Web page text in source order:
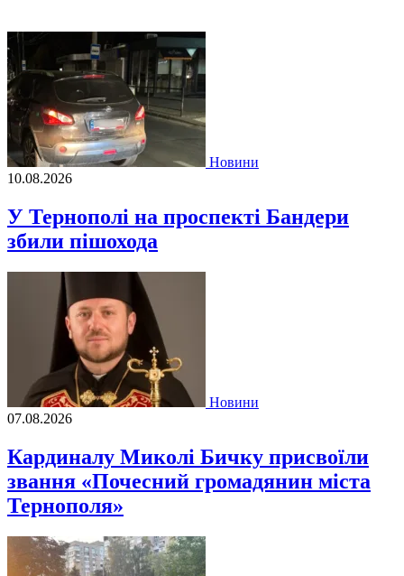
Новини
10.08.2026
У Тернополі на проспекті Бандери
збили пішохода
Новини
07.08.2026
Кардиналу Миколі Бичку присвоїли
звання «Почесний громадянин міста
Тернополя»